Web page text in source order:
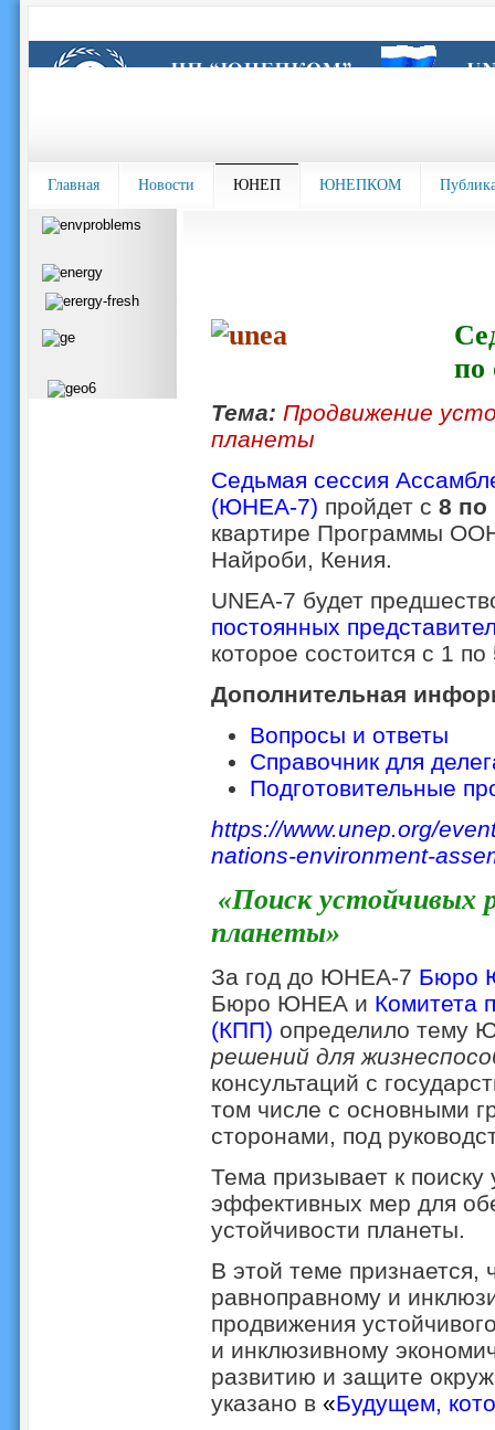
Главная Новости ЮНЕП ЮНЕПКОМ
Тема: Продвижение
планеты
Седьмая сессия
(ЮНЕА-7) пройдет с 8 по
квартире Программы
Найроби, Кения.
UNEA-7 будет
постоянных
которое состоится с 1
Дополнительная
Вопросы и ответы
Справочник для
Подготовительные
https://www.unep.org/
nations-environment-
«Поиск устойчивых
планеты»
За год до ЮНЕА-7 Бюро
Бюро ЮНЕА и Комитета
(КПП) определило тему
решений для
консультаций с
том числе с основными
сторонами, под
Тема призывает к
эффективных мер для
устойчивости планеты.
В этой теме признается,
равноправному и
продвижения
и инклюзивному
развитию и защите
указано в «Будущем,